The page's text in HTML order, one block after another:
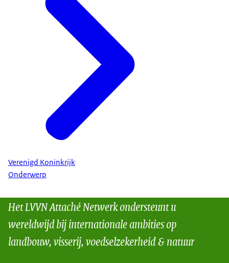
Verenigd Koninkrijk
Onderwerp
Het LVVN Attaché Netwerk ondersteunt u
wereldwijd bij internationale ambities op
landbouw, visserij, voedselzekerheid & natuur